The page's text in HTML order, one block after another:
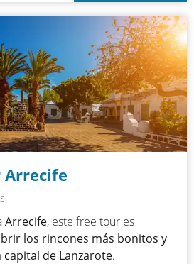
Arrecife
Arrecife, este free tour es
los rincones más bonitos y
de Lanzarote.